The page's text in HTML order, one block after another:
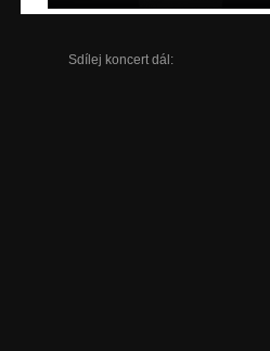
Sdílej koncert dál: